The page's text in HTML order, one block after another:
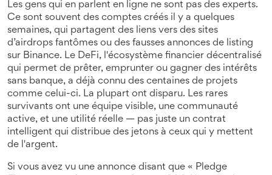
Les gens qui en parlent en ligne ne sont pas des experts.
Ce sont souvent des comptes créés il y a quelques
semaines, qui partagent des liens vers des sites
d’airdrops fantômes ou des fausses annonces de listing
sur Binance. Le DeFi, l'écosystème financier décentralisé
qui permet de prêter, emprunter ou gagner des intérêts
sans banque, a déjà connu des centaines de projets
comme celui-ci. La plupart ont disparu. Les rares
survivants ont une équipe visible, une communauté
active, et une utilité réelle — pas juste un contrat
intelligent qui distribue des jetons à ceux qui y mettent
de l'argent.
Si vous avez vu une annonce disant que « Pledge